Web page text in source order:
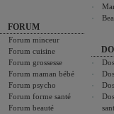
FORUM
Forum minceur
Forum cuisine
Forum grossesse
Forum maman bébé
Forum psycho
Forum forme santé
Forum beauté